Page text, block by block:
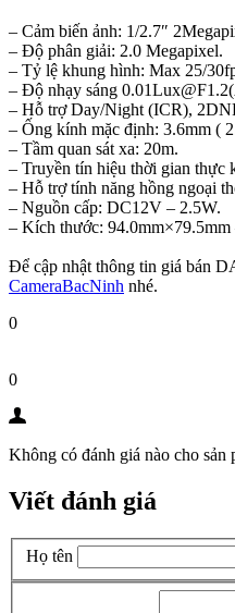
– Cảm biến ảnh: 1/2.7″
– Độ phân giải: 2.0 Megapixel.
– Tỷ lệ khung hình: Max 25/
– Độ nhạy sáng
– Hỗ trợ Day/Night (ICR),
– Ống kính mặc định: 3.6mm (
– Tầm quan sát xa: 20m.
– Truyền tín hiệu thời gian thực
– Hỗ trợ tính năng hồng ngoại
– Nguồn cấp: DC12V – 2.5W.
– Kích thước: 94.0mm×79.5mm
Để cập nhật thông tin giá bán
CameraBacNinh nhé.
0
0
Không có đánh giá nào cho sản
Viết đánh giá
Họ tên